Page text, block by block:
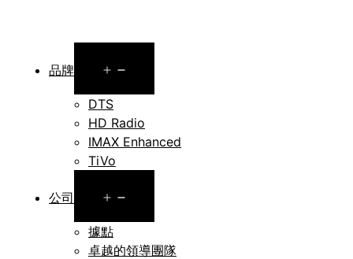
品牌
menu
DTS
HD Radio
IMAX Enhanced
TiVo
公司
menu
據點
卓越的領導團隊